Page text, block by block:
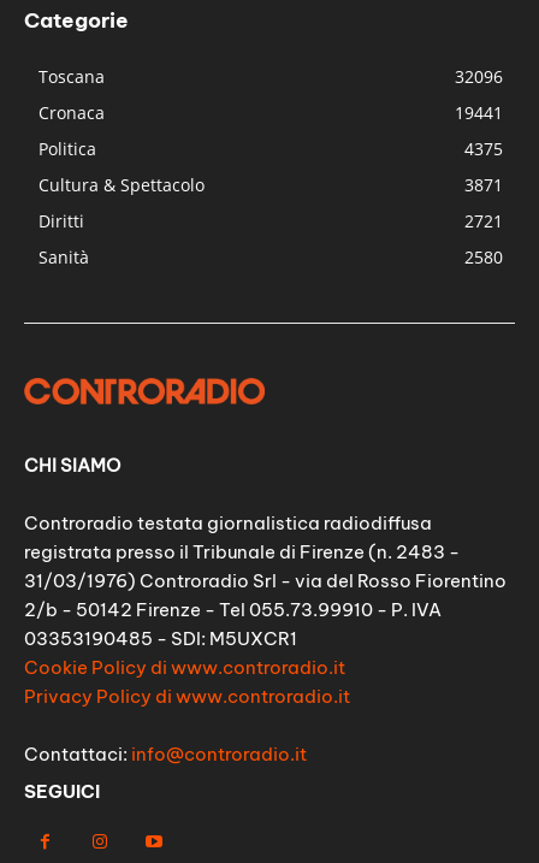
Categorie
Toscana
32096
Cronaca
19441
Politica
4375
Cultura & Spettacolo
3871
Diritti
2721
Sanità
2580
CHI SIAMO
Controradio testata giornalistica radiodiffusa
registrata presso il Tribunale di Firenze (n. 2483 -
31/03/1976) Controradio Srl - via del Rosso Fiorentino
2/b - 50142 Firenze - Tel 055.73.99910 - P. IVA
03353190485 - SDI: M5UXCR1
Cookie Policy di www.controradio.it
Privacy Policy di www.controradio.it
Contattaci: info@controradio.it
SEGUICI